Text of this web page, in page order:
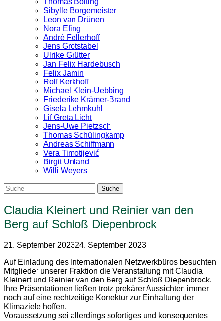
Untermenü
Thomas Bölting
Sibylle Borgemeister
Leon van Drünen
Nora Efing
André Fellerhoff
Jens Grotstabel
Ulrike Grütter
Jan Felix Hardebusch
Felix Jamin
Rolf Kerkhoff
Michael Klein-Uebbing
Friederike Krämer-Brand
Gisela Lehmkuhl
Lif Greta Licht
Jens-Uwe Pietzsch
Thomas Schülingkamp
Andreas Schiffmann
Vera Timotijević
Birgit Unland
Willi Weyers
Claudia Kleinert und Reinier van den
Berg auf Schloß Diepenbrock
21. September 202324. September 2023
Auf Einladung des Internationalen Netzwerkbüros besuchten
Mitglieder unserer Fraktion die Veranstaltung mit Claudia
Kleinert und Reinier van den Berg auf Schloß Diepenbrock.
Ihre Präsentationen ließen trotz prekärer Aussichten immer
noch auf eine rechtzeitige Korrektur zur Einhaltung der
Klimaziele hoffen.
Voraussetzung sei allerdings sofortiges und konsequentes